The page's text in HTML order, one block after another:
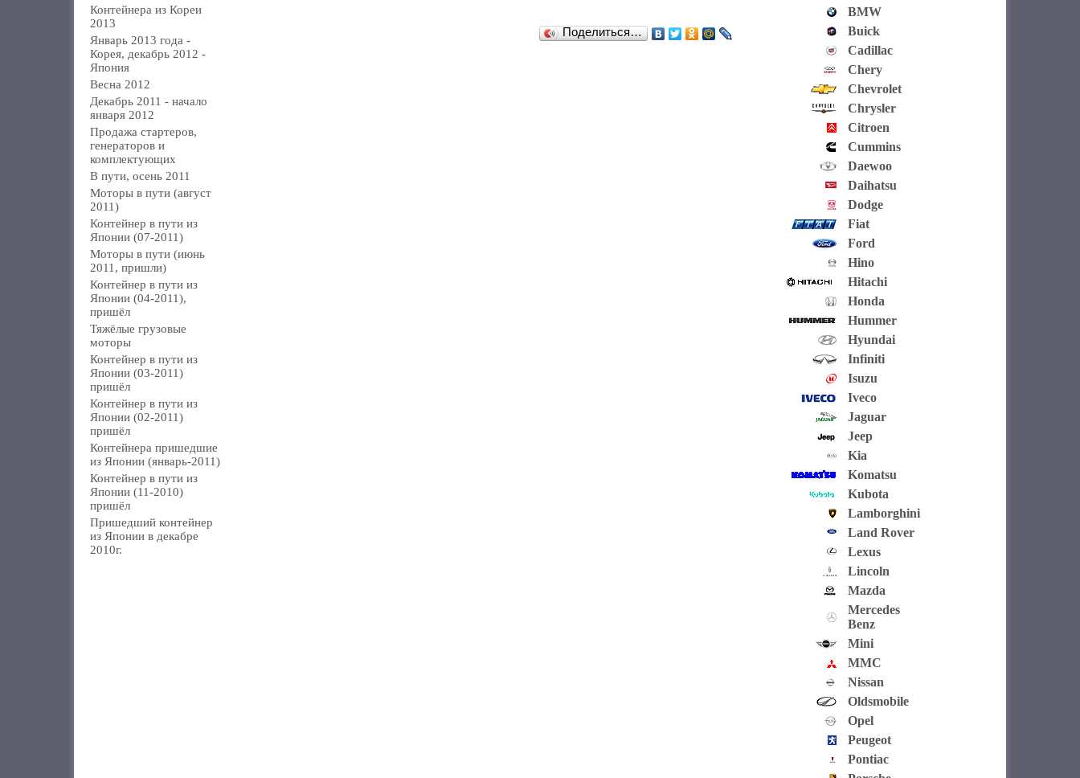
Контейнера из Кореи
2013
Январь 2013 года -
Корея, декабрь 2012 -
Япония
Весна 2012
Декабрь 2011 - начало
января 2012
Продажа стартеров,
генераторов и
комплектующих
В пути, осень 2011
Моторы в пути (август
2011)
Контейнер в пути из
Японии (07-2011)
Моторы в пути (июнь
2011, пришли)
Контейнер в пути из
Японии (04-2011),
пришёл
Тяжёлые грузовые
моторы
Контейнер в пути из
Японии (03-2011)
пришёл
Контейнер в пути из
Японии (02-2011)
пришёл
Контейнера пришедшие
из Японии (январь-2011)
Контейнер в пути из
Японии (11-2010)
пришёл
Пришедший контейнер
из Японии в декабре
2010г.
Поделиться…
BMW
Buick
Cadillac
Chery
Chevrolet
Chrysler
Citroen
Cummins
Daewoo
Daihatsu
Dodge
Fiat
Ford
Hino
Hitachi
Honda
Hummer
Hyundai
Infiniti
Isuzu
Iveco
Jaguar
Jeep
Kia
Komatsu
Kubota
Lamborghini
Land Rover
Lexus
Lincoln
Mazda
Mercedes
Benz
Mini
MMC
Nissan
Oldsmobile
Opel
Peugeot
Pontiac